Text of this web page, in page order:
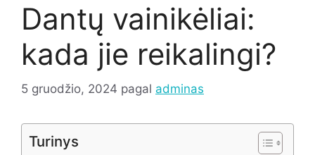
Dantų vainikėliai:
kada jie reikalingi?
5 gruodžio, 2024 pagal adminas
Turinys